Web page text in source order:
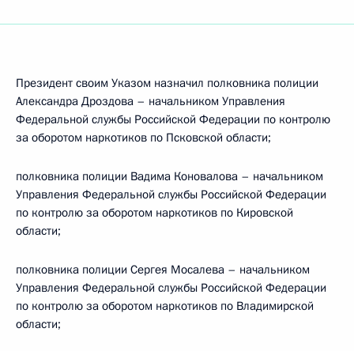
Президент своим Указом назначил полковника полиции
Александра Дроздова – начальником Управления
Федеральной службы Российской Федерации по контролю
за оборотом наркотиков по Псковской области;
полковника полиции Вадима Коновалова – начальником
Управления Федеральной службы Российской Федерации
по контролю за оборотом наркотиков по Кировской
области;
полковника полиции Сергея Мосалева – начальником
Управления Федеральной службы Российской Федерации
по контролю за оборотом наркотиков по Владимирской
области;